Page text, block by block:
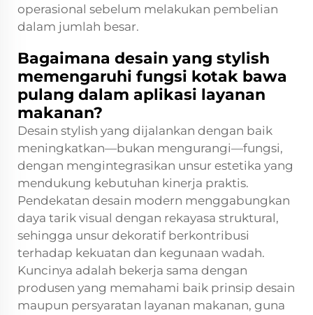
operasional sebelum melakukan pembelian
dalam jumlah besar.
Bagaimana desain yang stylish
memengaruhi fungsi kotak bawa
pulang dalam aplikasi layanan
makanan?
Desain stylish yang dijalankan dengan baik
meningkatkan—bukan mengurangi—fungsi,
dengan mengintegrasikan unsur estetika yang
mendukung kebutuhan kinerja praktis.
Pendekatan desain modern menggabungkan
daya tarik visual dengan rekayasa struktural,
sehingga unsur dekoratif berkontribusi
terhadap kekuatan dan kegunaan wadah.
Kuncinya adalah bekerja sama dengan
produsen yang memahami baik prinsip desain
maupun persyaratan layanan makanan, guna